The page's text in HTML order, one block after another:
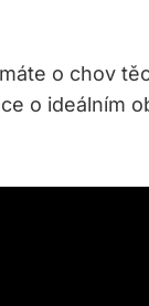
o chov
o ideálním